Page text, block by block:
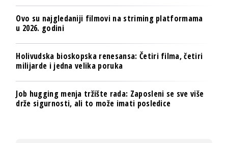
Ovo su najgledaniji filmovi na striming platformama
u 2026. godini
Holivudska bioskopska renesansa: Četiri filma, četiri
milijarde i jedna velika poruka
Job hugging menja tržište rada: Zaposleni se sve više
drže sigurnosti, ali to može imati posledice